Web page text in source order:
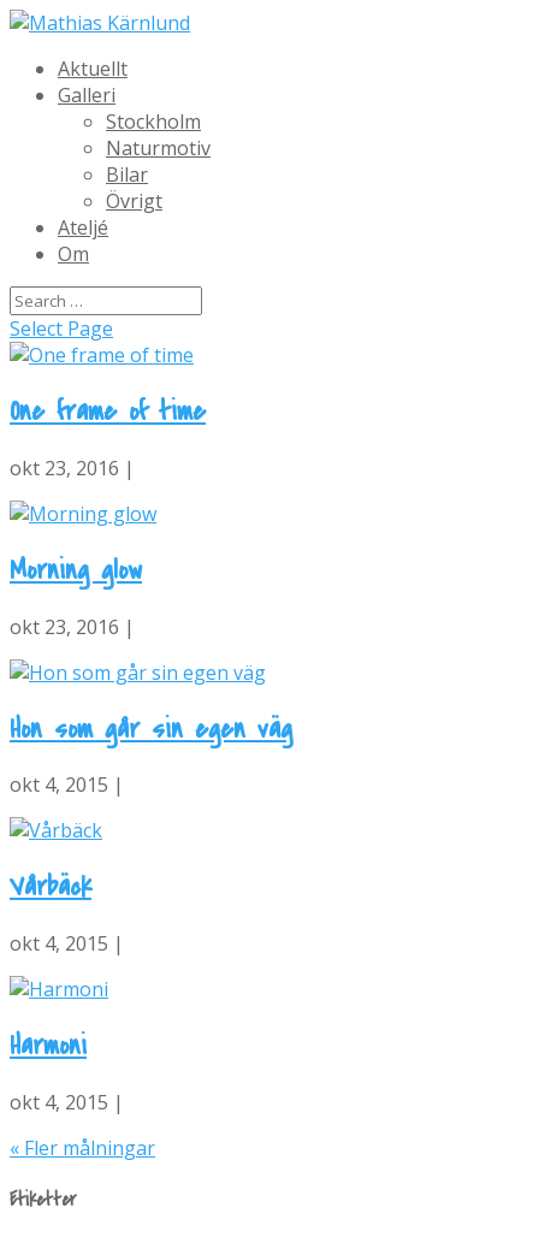
Aktuellt
Galleri
Stockholm
Naturmotiv
Bilar
Övrigt
Ateljé
Om
Select Page
One frame of time
okt 23, 2016 |
Morning glow
okt 23, 2016 |
Hon som går sin egen väg
okt 4, 2015 |
Vårbäck
okt 4, 2015 |
Harmoni
okt 4, 2015 |
« Fler målningar
Etiketter